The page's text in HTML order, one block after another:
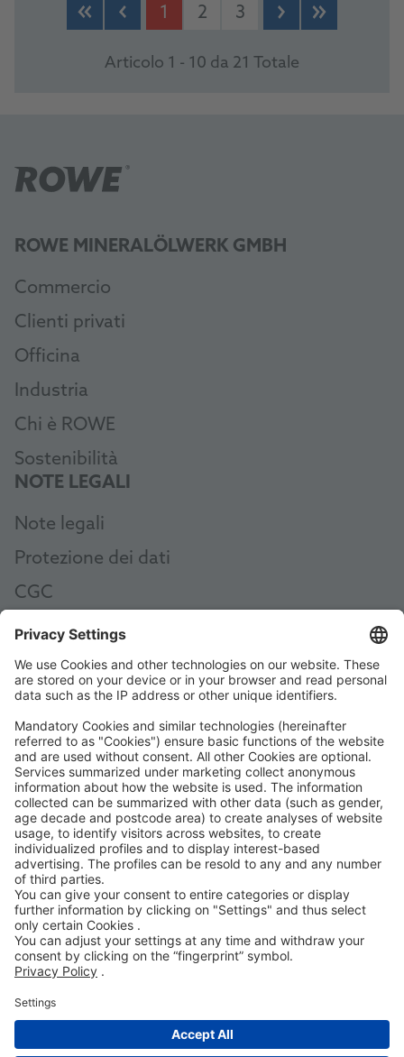
1 2 3
Articolo 1 - 10 da 21 Totale
ROWE MINERALÖLWERK GMBH
Commercio
Clienti privati
Officina
Industria
Chi è ROWE
Sostenibilità
NOTE LEGALI
Note legali
Protezione dei dati
CGC
CGA
Code of Conduct
Accessibility Statement
ROWE SOCIAL
CERTIFICATO DA
SOSTENIAMO